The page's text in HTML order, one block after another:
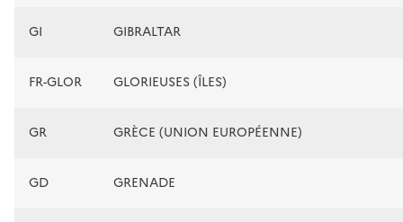
GI GIBRALTAR
FR-GLOR GLORIEUSES (ÎLES)
GR GRÈCE (UNION EUROPÉENNE)
GD GRENADE